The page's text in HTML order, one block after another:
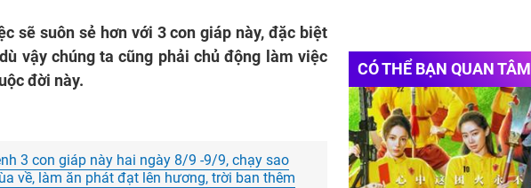
sẽ suôn sẻ hơn với 3 con giáp này, đặc biệt
vậy chúng ta cũng phải chủ động làm việc
đời này.
3 con giáp này hai ngày 8/9 -9/9, chạy sao
về, làm ăn phát đạt lên hương, trời ban thêm
CÓ THỂ BẠN QUAN TÂM